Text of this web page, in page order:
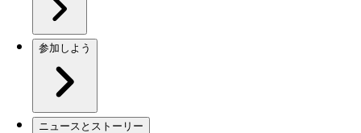
参加しよう
ニュースとストーリー